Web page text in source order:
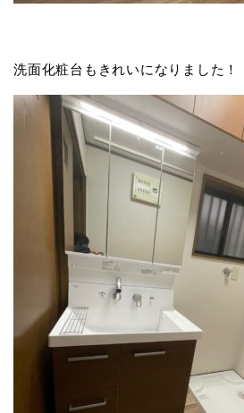
洗面化粧台もきれいになりました！